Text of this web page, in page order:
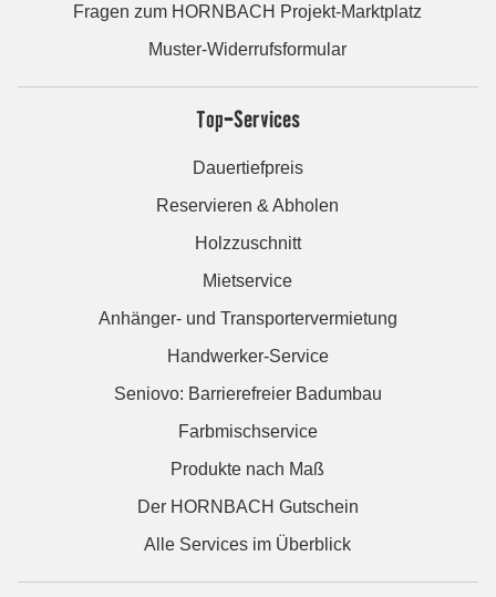
Fragen zum HORNBACH Projekt-Marktplatz
Muster-Widerrufsformular
Top-Services
Dauertiefpreis
Reservieren & Abholen
Holzzuschnitt
Mietservice
Anhänger- und Transportervermietung
Handwerker-Service
Seniovo: Barrierefreier Badumbau
Farbmischservice
Produkte nach Maß
Der HORNBACH Gutschein
Alle Services im Überblick